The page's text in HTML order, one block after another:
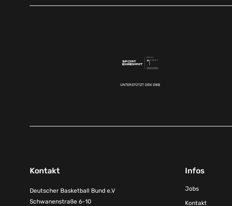
UNTERSTÜTZT DEN DBB
Kontakt
Deutscher Basketball Bund e.V
Schwanenstraße 6-10
Infos
Jobs
Kontakt